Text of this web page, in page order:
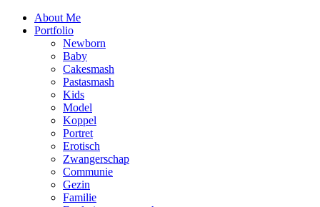
About Me
Portfolio
Newborn
Baby
Cakesmash
Pastasmash
Kids
Model
Koppel
Portret
Erotisch
Zwangerschap
Communie
Gezin
Familie